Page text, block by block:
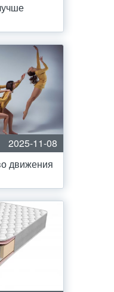
2025-11-08
движения